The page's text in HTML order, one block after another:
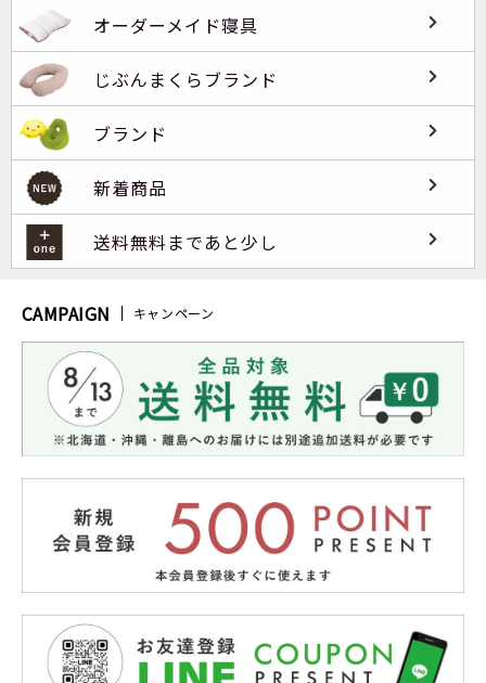
オーダーメイド寝具
じぶんまくらブランド
ブランド
新着商品
送料無料まであと少し
CAMPAIGN キャンペーン